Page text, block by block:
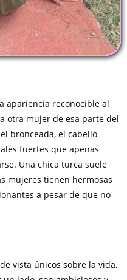
apariencia reconocible al
otra mujer de esa parte del
bronceada, el cabello
fuertes que apenas
Una chica turca suele
mujeres tienen hermosas
a pesar de que no
vista únicos sobre la vida,